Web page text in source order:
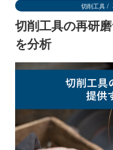
切削工具
切削工具の再研
を分析